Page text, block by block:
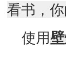
看书，
使用